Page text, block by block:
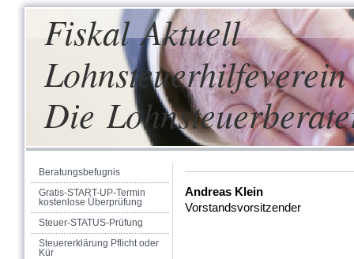
Fiskal Aktuell
Die
Beratungsbefugnis
Gratis-START-UP-Termin
kostenlose Überprüfung
Steuer-STATUS-Prüfung
Steuererklärung Pflicht oder
Kür
Andreas Klein
Vorstandsvorsitzender